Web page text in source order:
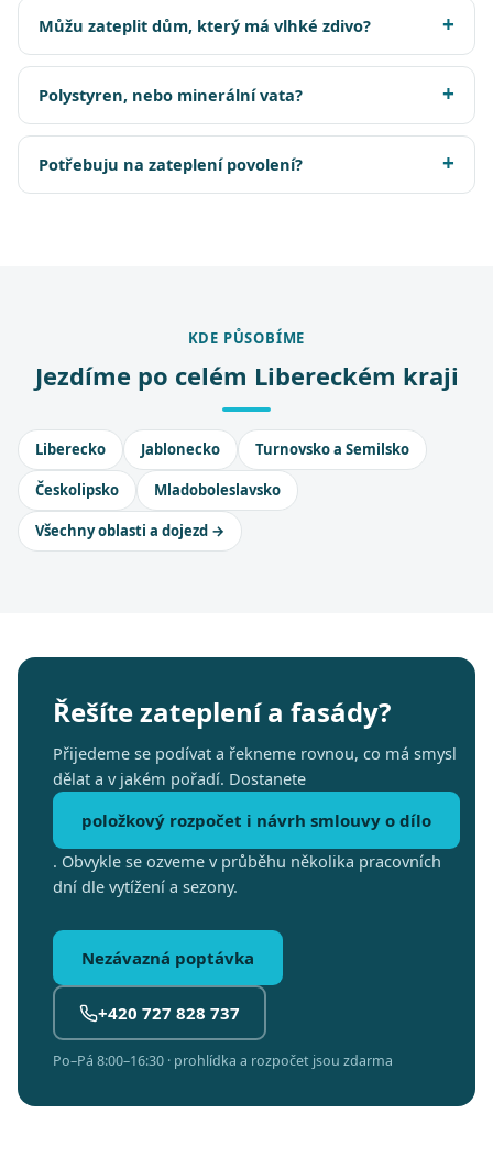
Můžu zateplit dům, který má vlhké zdivo?
Polystyren, nebo minerální vata?
Potřebuju na zateplení povolení?
KDE PŮSOBÍME
Jezdíme po celém Libereckém kraji
Liberecko Jablonecko Turnovsko a Semilsko
Českolipsko Mladoboleslavsko
Všechny oblasti a dojezd →
Řešíte zateplení a fasády?
Přijedeme se podívat a řekneme rovnou, co má smysl
dělat a v jakém pořadí. Dostanete
položkový rozpočet i návrh smlouvy o dílo
. Obvykle se ozveme v průběhu několika pracovních
dní dle vytížení a sezony.
Nezávazná poptávka
+420 727 828 737
Po–Pá 8:00–16:30 · prohlídka a rozpočet jsou zdarma